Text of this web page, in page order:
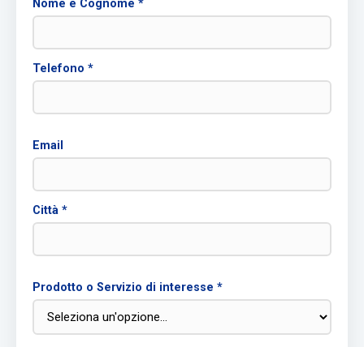
Nome e Cognome *
Telefono *
Email
Città *
Prodotto o Servizio di interesse *